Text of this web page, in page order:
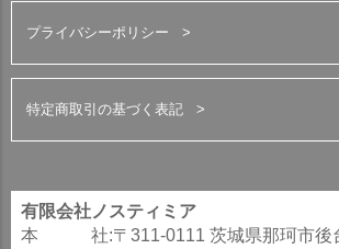
プライバシーポリシー
特定商取引の基づく表記
有限会社ノスティミア
本 社:〒311-0111 茨城県那珂市後